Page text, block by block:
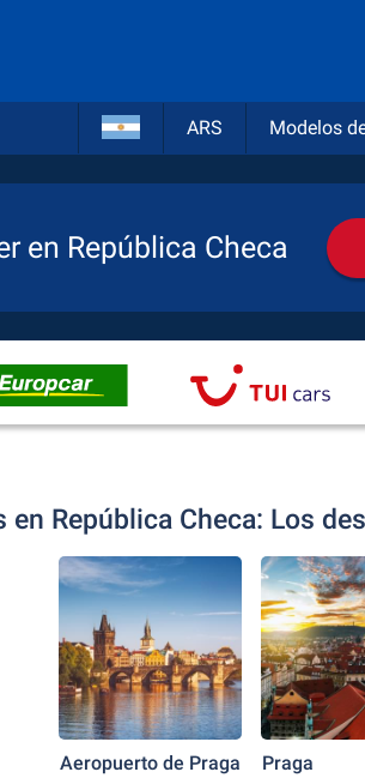
ARS Modelos
en República Checa
en República Checa: Los
Aeropuerto de Praga Praga